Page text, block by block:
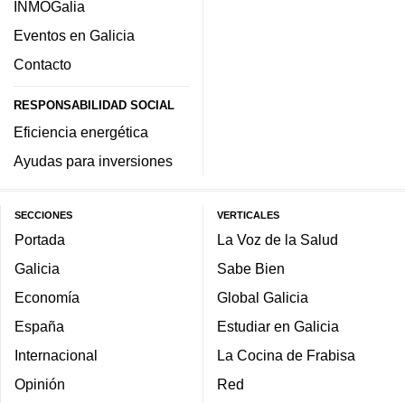
INMOGalia
Eventos en Galicia
Contacto
RESPONSABILIDAD SOCIAL
Eficiencia energética
Ayudas para inversiones
SECCIONES
Portada
Galicia
Economía
España
Internacional
Opinión
VERTICALES
La Voz de la Salud
Sabe Bien
Global Galicia
Estudiar en Galicia
La Cocina de Frabisa
Red